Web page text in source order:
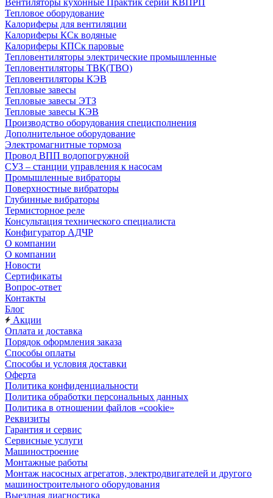
Вентиляторы кухонные Практик серии КВПРП
Тепловое оборудование
Калориферы для вентиляции
Калориферы КСк водяные
Калориферы КПСк паровые
Тепловентиляторы электрические промышленные
Тепловентиляторы ТВК(ТВО)
Тепловентиляторы КЭВ
Тепловые завесы
Тепловые завесы ЭТЗ
Тепловые завесы КЭВ
Производство оборудования специсполнения
Дополнительное оборудование
Электромагнитные тормоза
Провод ВПП водопогружной
СУЗ – станции управления к насосам
Промышленные вибраторы
Поверхностные вибраторы
Глубинные вибраторы
Термисторное реле
Консультация технического специалиста
Конфигуратор АДЧР
О компании
О компании
Новости
Сертификаты
Вопрос-ответ
Контакты
Блог
Акции
Оплата и доставка
Порядок оформления заказа
Способы оплаты
Способы и условия доставки
Оферта
Политика конфиденциальности
Политика обработки персональных данных
Политика в отношении файлов «cookie»
Реквизиты
Гарантия и сервис
Сервисные услуги
Машиностроение
Монтажные работы
Монтаж насосных агрегатов, электродвигателей и другого
машиностроительного оборудования
Выездная диагностика